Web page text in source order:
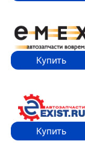
Купить
Купить